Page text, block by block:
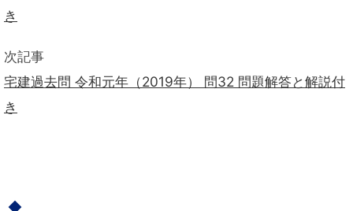
き
次記事
宅建過去問 令和元年（2019年） 問32 問題解答と解説付
き